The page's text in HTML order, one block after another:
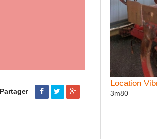
Partager
Location
3m80